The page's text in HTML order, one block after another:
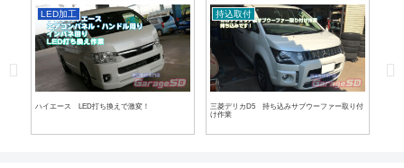
LED加工
ハイエース LED打ち換えで激変！
持込取付
三菱デリカD5 持ち込みサブウーファー取り付
け作業